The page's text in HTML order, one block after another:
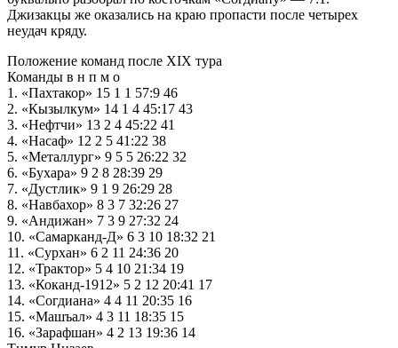
Джизакцы же оказались на краю пропасти после четырех
неудач кряду.
Положение команд после XIX тура
Команды в н п м о
1. «Пахтакор» 15 1 1 57:9 46
2. «Кызылкум» 14 1 4 45:17 43
3. «Нефтчи» 13 2 4 45:22 41
4. «Насаф» 12 2 5 41:22 38
5. «Металлург» 9 5 5 26:22 32
6. «Бухара» 9 2 8 28:39 29
7. «Дустлик» 9 1 9 26:29 28
8. «Навбахор» 8 3 7 32:26 27
9. «Андижан» 7 3 9 27:32 24
10. «Самарканд-Д» 6 3 10 18:32 21
11. «Сурхан» 6 2 11 24:36 20
12. «Трактор» 5 4 10 21:34 19
13. «Коканд-1912» 5 2 12 20:41 17
14. «Согдиана» 4 4 11 20:35 16
15. «Машъал» 4 3 11 18:35 15
16. «Зарафшан» 4 2 13 19:36 14